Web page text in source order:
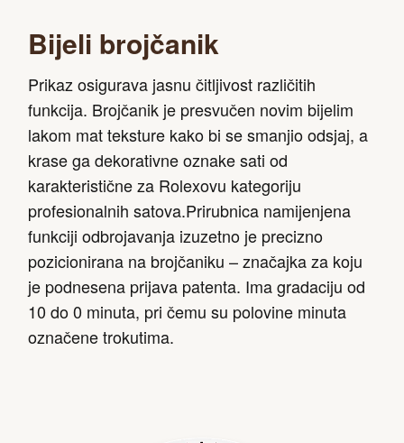
Bijeli brojčanik
Prikaz osigurava jasnu čitljivost različitih
funkcija. Brojčanik je presvučen novim bijelim
lakom mat teksture kako bi se smanjio odsjaj, a
krase ga dekorativne oznake sati od
karakteristične za Rolexovu kategoriju
profesionalnih satova.Prirubnica namijenjena
funkciji odbrojavanja izuzetno je precizno
pozicionirana na brojčaniku – značajka za koju
je podnesena prijava patenta. Ima gradaciju od
10 do 0 minuta, pri čemu su polovine minuta
označene trokutima.